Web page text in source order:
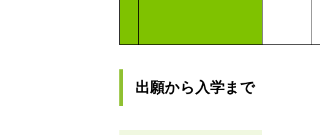
出願から入学まで